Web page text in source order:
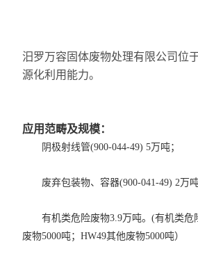
汨罗万容固体废物处理有限公司位
源化利用能力。
应用范畴及规模：
阴极射线管(900-044-49) 5万吨；
废弃包装物、容器(900-041-49) 2万吨
有机类危险废物3.9万吨。(有机类危
废物5000吨；HW49其他废物5000吨）